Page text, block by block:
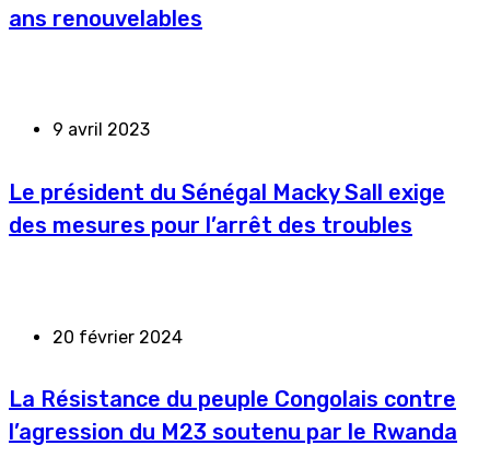
ans renouvelables
9 avril 2023
Le président du Sénégal Macky Sall exige
des mesures pour l’arrêt des troubles
20 février 2024
La Résistance du peuple Congolais contre
l’agression du M23 soutenu par le Rwanda